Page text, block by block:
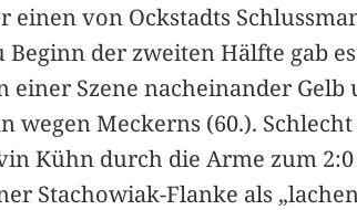
einen von Ockstadts
der zweiten Hälfte gab
Szene nacheinander
Meckerns (60.).
Kühn durch die Arme zum
Stachowiak-Flanke als